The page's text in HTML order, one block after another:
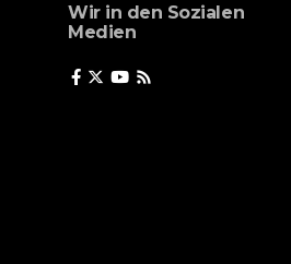
Wir in den Sozialen
Medien